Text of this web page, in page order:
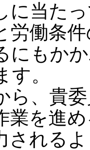
当た
労働条
にもか
。
、貴
業を進
される